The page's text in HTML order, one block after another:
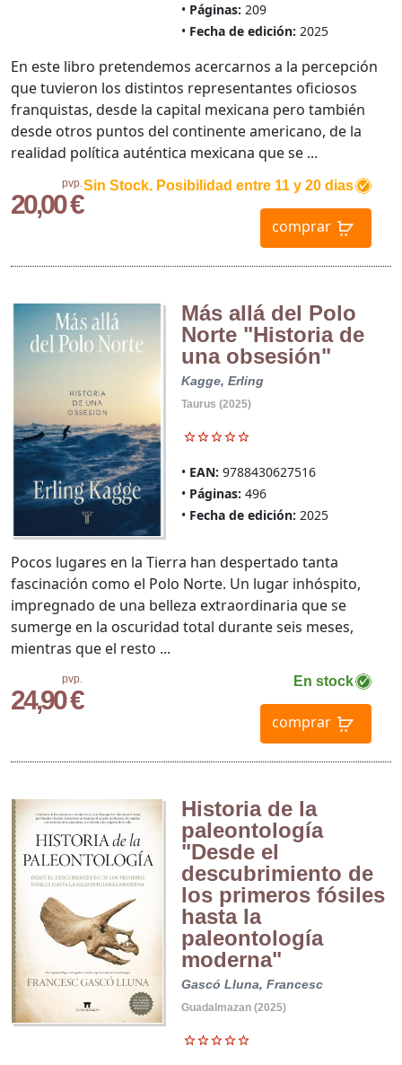
Páginas: 209
Fecha de edición: 2025
pvp.
20,00 €
Sin Stock. Posibilidad entre 11 y 20 dias
comprar
En este libro pretendemos acercarnos a la percepción
que tuvieron los distintos representantes oficiosos
franquistas, desde la capital mexicana pero también
desde otros puntos del continente americano, de la
realidad política auténtica mexicana que se ...
Más allá del Polo
Norte "Historia de
una obsesión"
Kagge, Erling
Taurus (2025)
EAN: 9788430627516
Páginas: 496
Fecha de edición: 2025
pvp.
24,90 €
En stock
comprar
Pocos lugares en la Tierra han despertado tanta
fascinación como el Polo Norte. Un lugar inhóspito,
impregnado de una belleza extraordinaria que se
sumerge en la oscuridad total durante seis meses,
mientras que el resto ...
Historia de la
paleontología
"Desde el
descubrimiento de
los primeros fósiles
hasta la
paleontología
moderna"
Gascó Lluna, Francesc
Guadalmazan (2025)